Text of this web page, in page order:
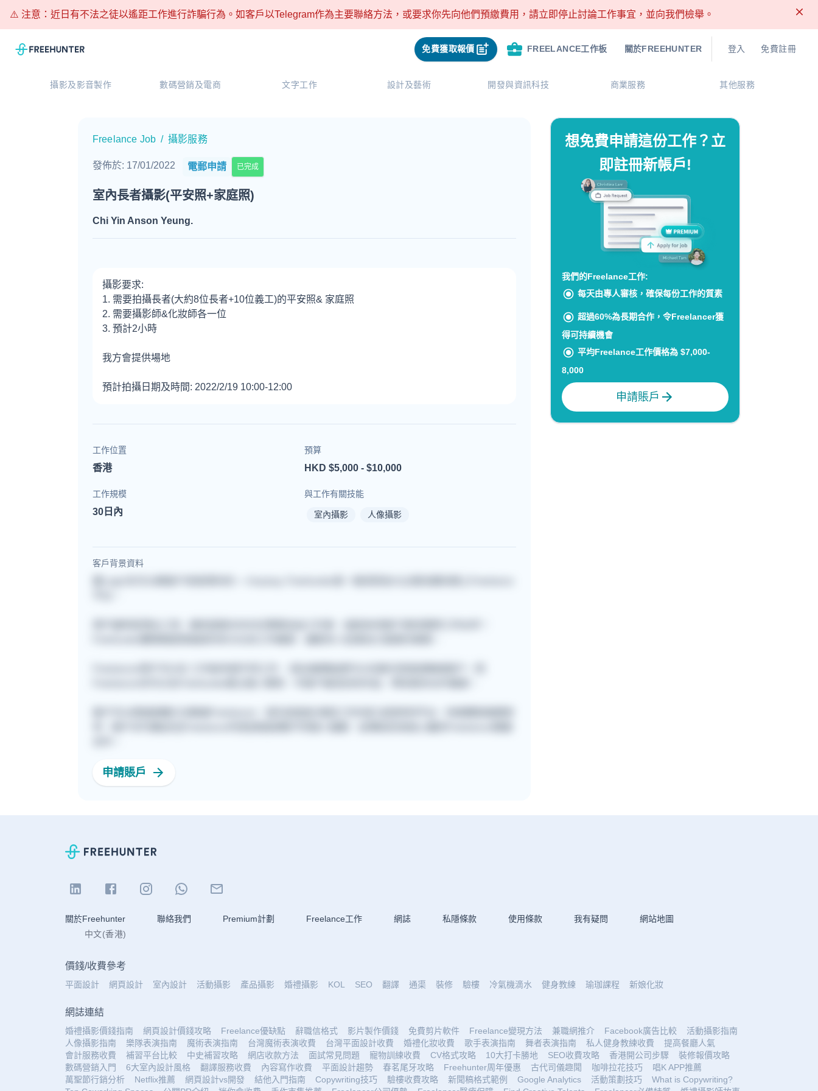
⚠️ 注意：近日有不法之徒以遙距工作進行詐騙行為。如客戶以Telegram作為主要聯絡方法，或要求你先向他們預繳費用，請立即停止討論工作事宜，並向我們檢舉。
免費獲取報價 FREELANCE工作板 關於FREEHUNTER 登入 免費註冊
攝影及影音製作 數碼營銷及電商 文字工作 設計及藝術 開發與資訊科技 商業服務 其他服務
Freelance Job / 攝影服務
發佈於: 17/01/2022 電郵申請 已完成
室內長者攝影(平安照+家庭照)
Chi Yin Anson Yeung.
攝影要求:
1. 需要拍攝長者(大約8位長者+10位義工)的平安照& 家庭照
2. 需要攝影師&化妝師各一位
3. 預計2小時
我方會提供場地
工作位置
香港
工作規模
30日內
預算
HKD $5,000 - $10,000
與工作有關技能
室內攝影 人像攝影
客戶背景資料
申請賬戶
想免費申請這份工作？立
即註冊新帳戶!
我們的Freelance工作:
每天由專人審核，確保每份工作的質素
超過60%為長期合作，令Freelancer獲
得可持續機會
平均Freelance工作價格為 $7,000-
8,000
申請賬戶
關於Freehunter 聯絡我們 Premium計劃 Freelance工作 網誌 私隱條款 使用條款 我有疑問
網站地圖
中文(香港)
價錢/收費參考
平面設計 網頁設計 室內設計 活動攝影 產品攝影 婚禮攝影 KOL SEO 翻譯 通渠 裝修 驗樓 冷氣機滴水 健身教練 瑜珈課程 新娘化妝
網誌連結
婚禮攝影價錢指南 網頁設計價錢攻略 Freelance優缺點 辭職信格式 影片製作價錢 免費剪片軟件 Freelance變現方法 兼職網推介 Facebook廣告比較
活動攝影指南
人像攝影指南
樂隊表演指南 魔術表演指南 台灣魔術表演收費 台灣平面設計收費 婚禮化妝收費 歌手表演指南 舞者表演指南 私人健身教練收費
提高餐廳人氣
會計服務收費
補習平台比較 中史補習攻略 網店收款方法 面試常見問題 寵物訓練收費 CV格式攻略 10大打卡勝地 SEO收費攻略 香港開公司步驟
裝修報價攻略
數碼營銷入門
6大室內設計風格 翻譯服務收費 內容寫作收費 平面設計趨勢 春茗尾牙攻略 Freehunter周年優惠 古代司儀趣聞 咖啡拉花技巧
唱K APP推薦
萬聖節行銷分析
Netflix推薦 網頁設計vs開發 結他入門指南 Copywriting技巧 驗樓收費攻略 新聞稿格式範例 Google Analytics 活動策劃技巧
What is Copywriting?